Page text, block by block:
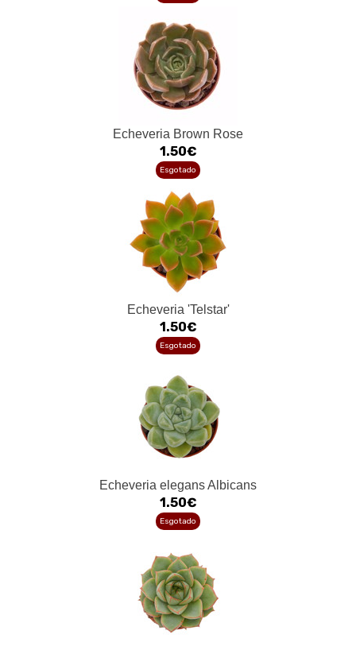
Echeveria Brown Rose
1.50€
Esgotado
Echeveria 'Telstar'
1.50€
Esgotado
Echeveria elegans Albicans
1.50€
Esgotado